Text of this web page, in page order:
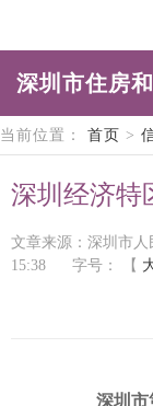
深圳市住房
当前位置： 首页 >
深圳经济特
文章来源：深圳市
15:38
字号： 【
深圳市